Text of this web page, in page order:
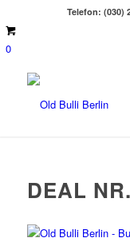
Telefon: (030)
0
DEAL